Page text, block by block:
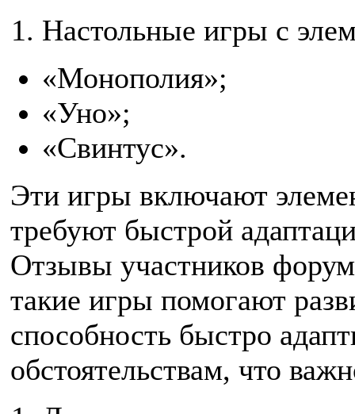
Настольные игры с
«Монополия»;
«Уно»;
«Свинтус».
Эти игры включают
требуют быстрой
Отзывы участников
такие игры помогают
способность быстро
обстоятельствам, что